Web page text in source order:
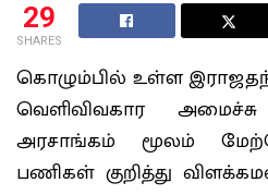
29
SHARES
கொழும்பில் உள்ள
வெளிவிவகார
அரசாங்கம் மூலம்
பணிகள் குறித்து